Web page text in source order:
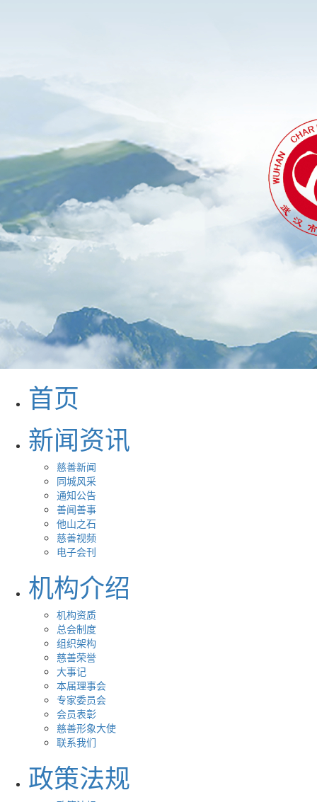
首页
新闻资讯
慈善新闻
同城风采
通知公告
善闻善事
他山之石
慈善视频
电子会刊
机构介绍
机构资质
总会制度
组织架构
慈善荣誉
大事记
本届理事会
专家委员会
会员表彰
慈善形象大使
联系我们
政策法规